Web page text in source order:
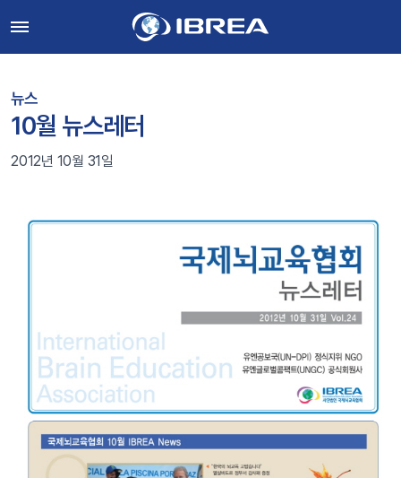
뉴스
10월 뉴스레터
2012년 10월 31일